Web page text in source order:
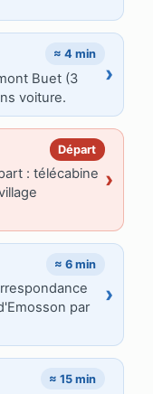
≈ 4 min
Buet (3
voiture.
›
Départ
: télécabine ›
≈ 6 min
par
›
≈ 15 min